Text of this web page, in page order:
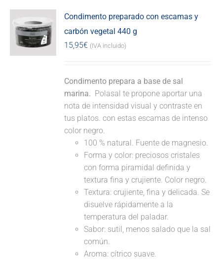
Condimento preparado con escamas y
carbón vegetal 440 g
15,95€ (IVA incluido)
Condimento prepara a base de sal
marina. Polasal te propone aportar una
nota de intensidad visual y contraste en
tus platos. con estas escamas de intenso
color negro.
100 % natural. Fuente de magnesio.
Forma y color: preciosos cristales
con forma piramidal definida y
textura fina y crujiente. Color negro.
Textura: crujiente, fina y delicada. Se
disuelve rápidamente a la
temperatura del paladar.
Sabor: sutil, menos salado que la sal
común.
Aroma: cítrico suave.